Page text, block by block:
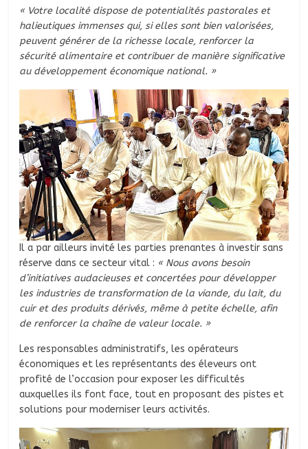
« Votre localité dispose de potentialités pastorales et
halieutiques immenses qui, si elles sont bien valorisées,
peuvent générer de la richesse locale, renforcer la
sécurité alimentaire et contribuer de manière significative
au développement économique national. »
Il a par ailleurs invité les parties prenantes à investir sans
réserve dans ce secteur vital : « Nous avons besoin
d’initiatives audacieuses et concertées pour développer
les industries de transformation de la viande, du lait, du
cuir et des produits dérivés, même à petite échelle, afin
de renforcer la chaîne de valeur locale. »
Les responsables administratifs, les opérateurs
économiques et les représentants des éleveurs ont
profité de l’occasion pour exposer les difficultés
auxquelles ils font face, tout en proposant des pistes et
solutions pour moderniser leurs activités.